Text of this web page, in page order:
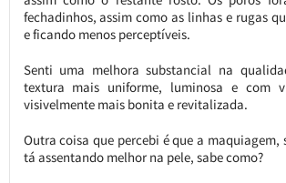
fechadinhos, assim como as linhas e rugas
e ficando menos perceptíveis.
Senti uma melhora substancial na
textura mais uniforme, luminosa e com
visivelmente mais bonita e revitalizada.
Outra coisa que percebi é que a maquiagem,
tá assentando melhor na pele, sabe como?